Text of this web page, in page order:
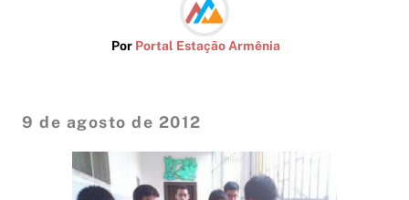
Por Portal Estação Armênia
9 de agosto de 2012